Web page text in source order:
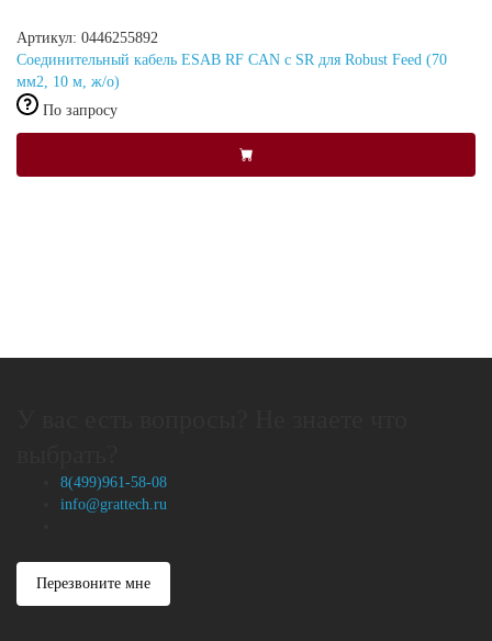
Артикул: 0446255892
Соединительный кабель ESAB RF CAN с SR для Robust Feed (70
мм2, 10 м, ж/о)
По запросу
8(499)961-58-08
info@grattech.ru
Перезвоните мне